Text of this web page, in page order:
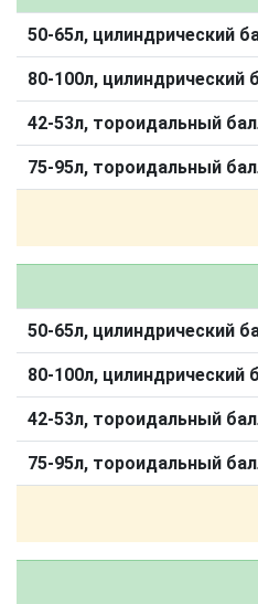
О автосервисе
Установка ГБО за 6
2-го поколения 4-го
BRC
OMVL LOVATO KME
Калькулятор выгоды ГБО
50-65л, цилиндрический
80-100л, цилиндрический
42-53л, тороидальный
75-95л, тороидальный
50-65л, цилиндрический
80-100л, цилиндрический
42-53л, тороидальный
75-95л, тороидальный